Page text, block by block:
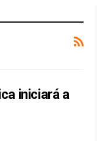
iniciará a